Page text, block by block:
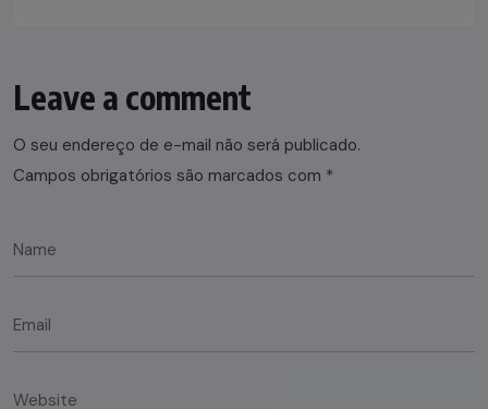
Leave a comment
O seu endereço de e-mail não será publicado.
Campos obrigatórios são marcados com *